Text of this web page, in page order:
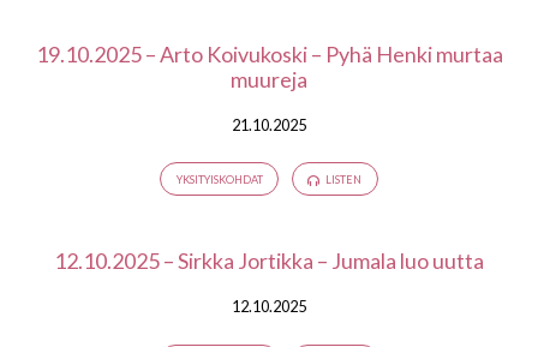
19.10.2025 – Arto Koivukoski – Pyhä Henki murtaa
muureja
21.10.2025
YKSITYISKOHDAT LISTEN
12.10.2025 – Sirkka Jortikka – Jumala luo uutta
12.10.2025